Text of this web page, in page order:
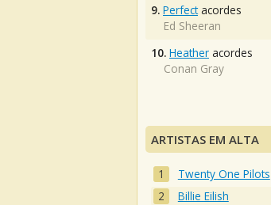
9. Perfectacordes
Ed Sheeran
10. Heather acordes
Conan Gray
ARTISTAS EM ALTA
Twenty One Pilots
Billie Eilish